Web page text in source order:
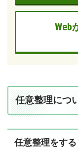
Web
任意整理につ
任意整理をす